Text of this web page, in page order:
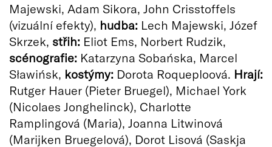
Majewski, Adam Sikora, John Crisstoffels
(vizuální efekty), hudba: Lech Majewski, Józef
Skrzek, střih: Eliot Ems, Norbert Rudzik,
scénografie: Katarzyna Sobańska, Marcel
Sławińsk, kostýmy: Dorota Roqueploová. Hrají:
Rutger Hauer (Pieter Bruegel), Michael York
(Nicolaes Jonghelinck), Charlotte
Ramplingová (Maria), Joanna Litwinová
(Marijken Bruegelová), Dorot Lisová (Saskja